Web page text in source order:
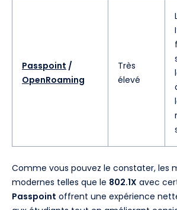
Passpoint /
OpenRoaming
Très
élevé
Comme vous pouvez le constater, les
modernes telles que le 802.1X avec
Passpoint offrent une expérience